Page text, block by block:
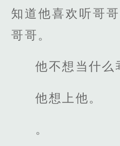
知道他喜欢听哥
哥哥。
他不想当什么
他想上他。
。